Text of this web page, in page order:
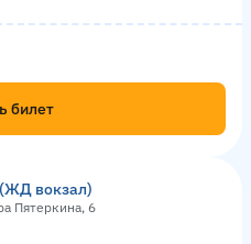
билет
вокзал)
Пятеркина, 6